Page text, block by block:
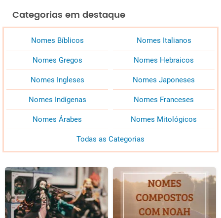
Categorias em destaque
Nomes Bíblicos Nomes Italianos
Nomes Gregos Nomes Hebraicos
Nomes Ingleses Nomes Japoneses
Nomes Indígenas Nomes Franceses
Nomes Árabes Nomes Mitológicos
Todas as Categorias